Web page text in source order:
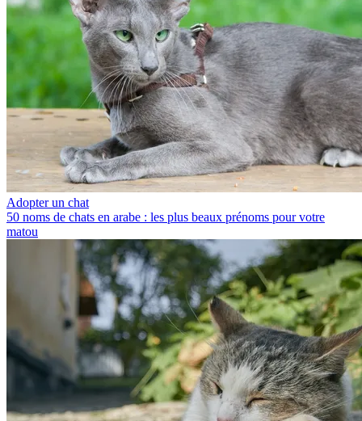
Adopter un chat
50 noms de chats en arabe : les plus beaux prénoms pour votre
matou